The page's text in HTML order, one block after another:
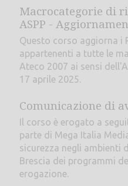
Macrocategorie di
ASPP -
Questo corso aggiorna i
appartenenti a tutte le
Ateco 2007 ai sensi
17 aprile 2025.
Comunicazione di
Il corso è erogato a
parte di Mega Italia
sicurezza negli ambienti
Brescia dei programmi
erogazione.